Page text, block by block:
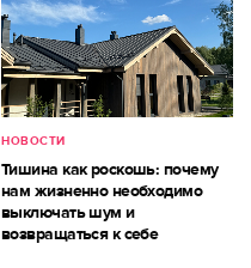
НОВОСТИ
Тишина как роскошь: почему
нам жизненно необходимо
выключать шум и
возвращаться к себе